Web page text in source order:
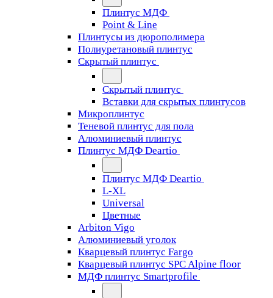
Плинтус МДФ
Point & Line
Плинтусы из дюрополимера
Полиуретановый плинтус
Скрытый плинтус
Скрытый плинтус
Вставки для скрытых плинтусов
Микроплинтус
Теневой плинтус для пола
Алюминиевый плинтус
Плинтус МДФ Deartio
Плинтус МДФ Deartio
L-XL
Universal
Цветные
Arbiton Vigo
Алюминиевый уголок
Кварцевый плинтус Fargo
Кварцевый плинтус SPC Alpine floor
МДФ плинтус Smartprofile